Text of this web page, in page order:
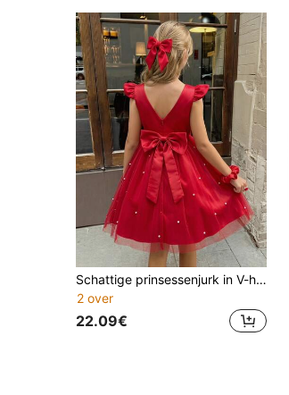
Schattige prinsessenjurk in V-hals met strik, gemaakt van satijn en mesh, met pofmouwen en kralenversiering. Korte galajurk voor bloemenmeisje, bruiloft, verjaardagsfeest, banket, geschikt voor alle seizoenen.
2 over
22.09€